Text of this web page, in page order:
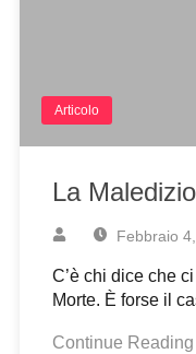
Articolo
La
Febbraio
C’è chi dice che
Morte. È forse il
Continue